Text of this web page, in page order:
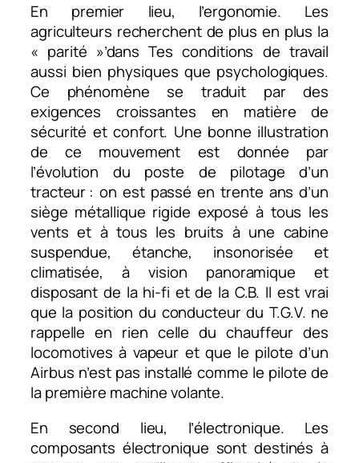
En premier lieu, l’ergonomie. Les
agriculteurs recherchent de plus en plus la
« parité »’dans Tes conditions de travail
aussi bien physiques que psychologiques.
Ce phénomène se traduit par des
exigences croissantes en matière de
sécurité et confort. Une bonne illustration
de ce mouvement est donnée par
l’évolution du poste de pilotage d’un
tracteur : on est passé en trente ans d’un
siège métallique rigide exposé à tous les
vents et à tous les bruits à une cabine
suspendue, étanche, insonorisée et
climatisée, à vision panoramique et
disposant de la hi-fi et de la C.B. Il est vrai
que la position du conducteur du T.G.V. ne
rappelle en rien celle du chauffeur des
locomotives à vapeur et que le pilote d’un
Airbus n’est pas installé comme le pilote de
la première machine volante.
En second lieu, l’électronique. Les
composants électronique sont destinés à